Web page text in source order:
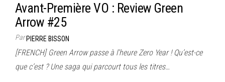
Avant-Première VO : Review Green
Arrow #25
ParPIERRE BISSON
[FRENCH] Green Arrow passe à l’heure Zero Year ! Qu’est-ce
que c’est ? Une saga qui parcourt tous les titres…